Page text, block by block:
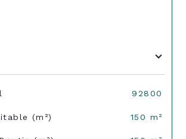
92800
(m²) 150 m²